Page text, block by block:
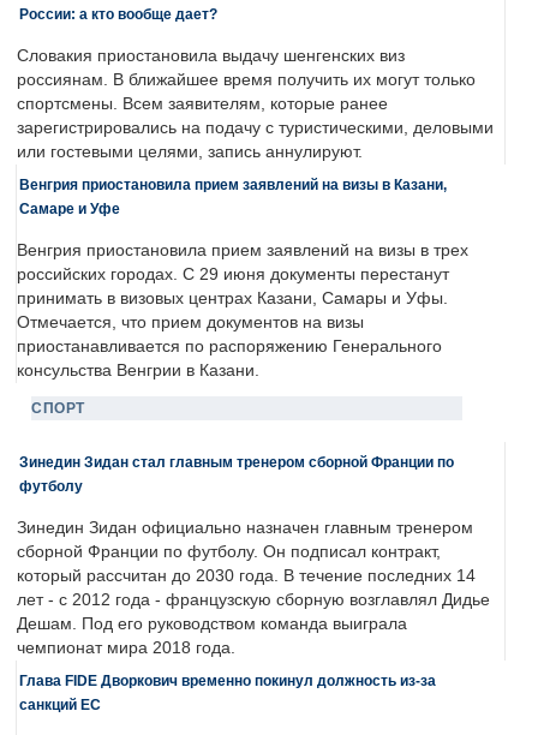
России: а кто вообще дает?
Словакия приостановила выдачу шенгенских виз
россиянам. В ближайшее время получить их могут только
спортсмены. Всем заявителям, которые ранее
зарегистрировались на подачу с туристическими, деловыми
или гостевыми целями, запись аннулируют.
Венгрия приостановила прием заявлений на визы в Казани,
Самаре и Уфе
Венгрия приостановила прием заявлений на визы в трех
российских городах. С 29 июня документы перестанут
принимать в визовых центрах Казани, Самары и Уфы.
Отмечается, что прием документов на визы
приостанавливается по распоряжению Генерального
консульства Венгрии в Казани.
СПОРТ
Зинедин Зидан стал главным тренером сборной Франции по
футболу
Зинедин Зидан официально назначен главным тренером
сборной Франции по футболу. Он подписал контракт,
который рассчитан до 2030 года. В течение последних 14
лет - с 2012 года - французскую сборную возглавлял Дидье
Дешам. Под его руководством команда выиграла
чемпионат мира 2018 года.
Глава FIDE Дворкович временно покинул должность из-за
санкций ЕС